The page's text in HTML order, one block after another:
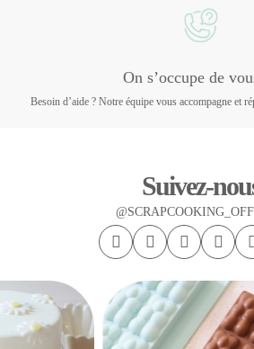
On s’occupe de
Besoin d’aide ? Notre équipe vous accompagne et
Suivez-